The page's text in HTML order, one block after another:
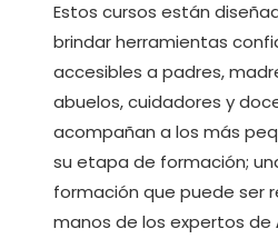
Estos cursos están
brindar herramientas
accesibles a padres,
abuelos, cuidadores y
acompañan a los más
su etapa de formación;
formación que puede ser
manos de los expertos de